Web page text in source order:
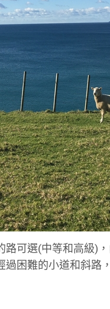
可選(中等和高級)
困難的小道和斜路